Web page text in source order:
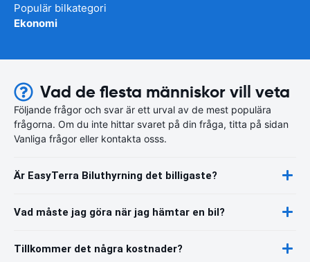
Populär bilkategori
Ekonomi
Vad de flesta människor vill veta
Följande frågor och svar är ett urval av de mest populära
frågorna. Om du inte hittar svaret på din fråga, titta på sidan
Vanliga frågor eller kontakta osss.
Är EasyTerra Biluthyrning det billigaste?
Vad måste jag göra när jag hämtar en bil?
Tillkommer det några kostnader?